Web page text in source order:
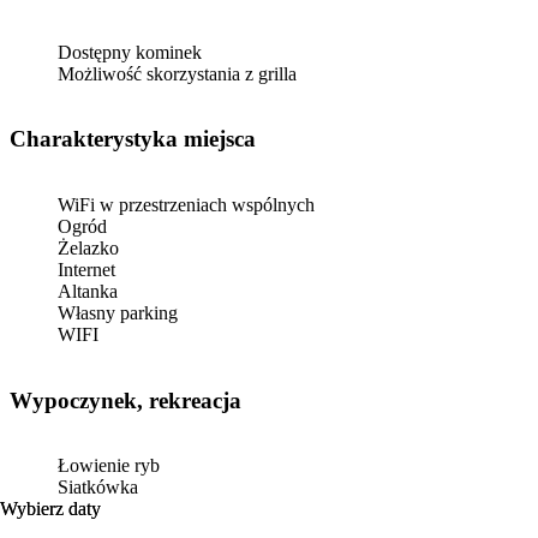
Wybierz daty
Wybierz daty
Dostępny kominek
Możliwość skorzystania z grilla
Charakterystyka miejsca
WiFi w przestrzeniach wspólnych
Ogród
Żelazko
Internet
Altanka
Własny parking
WIFI
Wypoczynek, rekreacja
Łowienie ryb
Siatkówka